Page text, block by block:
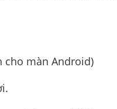
cho màn Android)